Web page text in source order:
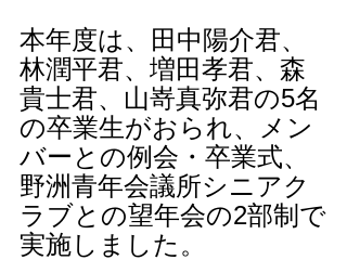
本年度は、田中陽介君、
林潤平君、増田孝君、森
貴士君、山嵜真弥君の5名
の卒業生がおられ、メン
バーとの例会・卒業式、
野洲青年会議所シニアク
ラブとの望年会の2部制で
実施しました。